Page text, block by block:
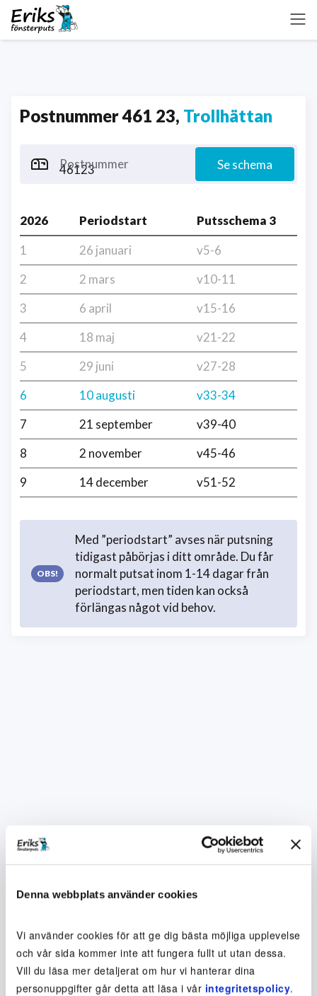
Denna webbplats använder cookies
Vi använder cookies för att ge dig bästa möjliga upplevelse
och vår sida kommer inte att fungera fullt ut utan dessa.
Vill du läsa mer detaljerat om hur vi hanterar dina
personuppgifter går detta att läsa i vår integritetspolicy.
Postnummer 461 23, Trollhättan
Postnummer Se schema
2026 Periodstart
Putsschema 3
1
26 januari
v5-6
2
2 mars
v10-11
3
6 april
v15-16
4
18 maj
v21-22
5
29 juni
v27-28
6
10 augusti
v33-34
7
21 september
v39-40
8
2 november
v45-46
9
14 december v51-52
Med ”periodstart” avses när putsning
tidigast påbörjas i ditt område. Du får
normalt putsat inom 1-14 dagar från
periodstart, men tiden kan också
förlängas något vid behov.